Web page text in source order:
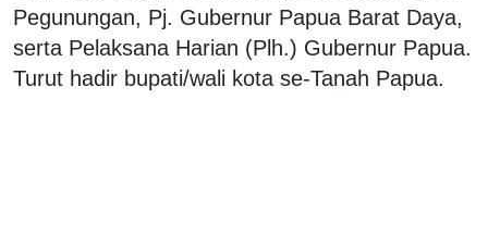
Pegunungan, Pj. Gubernur Papua Barat Daya,
serta Pelaksana Harian (Plh.) Gubernur Papua.
Turut hadir bupati/wali kota se-Tanah Papua.